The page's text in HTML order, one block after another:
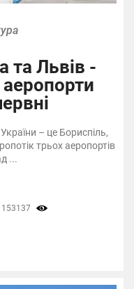
та Львів -
– це Бориспіль,
трьох аеропортів
...
153137